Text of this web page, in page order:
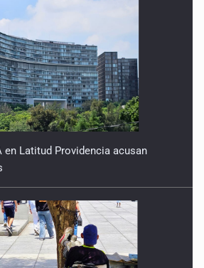
en Latitud Providencia acusan